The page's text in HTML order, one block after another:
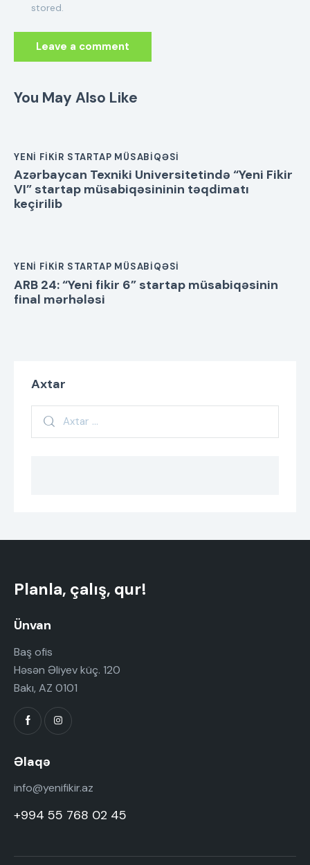
stored.
You May Also Like
YENI FIKIR STARTAP MÜSABIQƏSI
Azərbaycan Texniki Universitetində “Yeni Fikir
VI” startap müsabiqəsininin təqdimatı
keçirilib
YENI FIKIR STARTAP MÜSABIQƏSI
ARB 24: “Yeni fikir 6” startap müsabiqəsinin
final mərhələsi
Axtar
Planla, çalış, qur!
Ünvan
Baş ofis
Həsən Əliyev küç. 120
Bakı, AZ 0101
Əlaqə
info@yenifikir.az
+994 55 768 02 45